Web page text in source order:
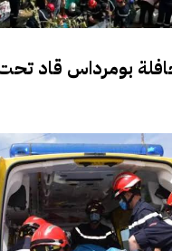
بومرداس قاد تحت